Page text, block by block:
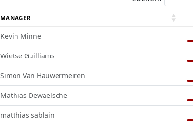
MANAGER
Kevin Minne
Wietse Guilliams
Simon Van Hauwermeiren
Mathias Dewaelsche
matthias sablain